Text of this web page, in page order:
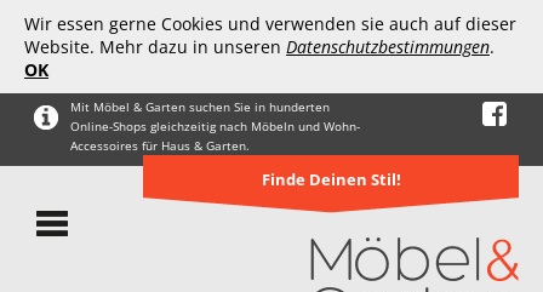
Wir essen gerne Cookies und verwenden sie auch auf dieser
Website. Mehr dazu in unseren Datenschutzbestimmungen.
OK
Mit Möbel & Garten suchen Sie in hunderten
Online-Shops gleichzeitig nach Möbeln und Wohn-
Accessoires für Haus & Garten.
Finde Deinen Stil!